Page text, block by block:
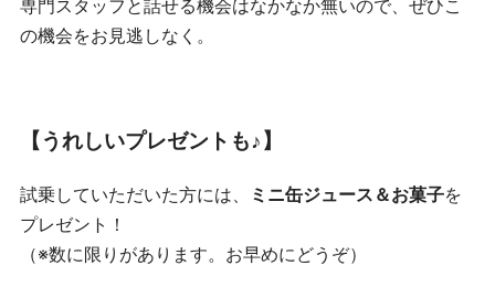
専門スタッフと話せる機会はなかなか無いので、ぜひこ
の機会をお見逃しなく。
【うれしいプレゼントも♪】
試乗していただいた方には、 ミニ缶ジュース＆お菓子を
プレゼント！
（※数に限りがあります。お早めにどうぞ）